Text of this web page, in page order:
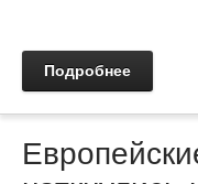
Подробнее